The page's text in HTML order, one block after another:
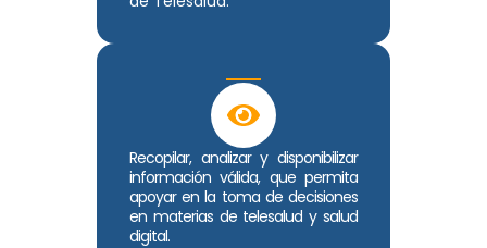
Recopilar, analizar y disponibilizar
información válida, que permita
apoyar en la toma de decisiones
en materias de telesalud y salud
digital.